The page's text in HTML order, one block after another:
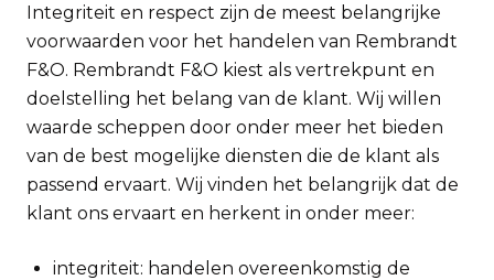
Integriteit en respect zijn de meest belangrijke
voorwaarden voor het handelen van Rembrandt
F&O. Rembrandt F&O kiest als vertrekpunt en
doelstelling het belang van de klant. Wij willen
waarde scheppen door onder meer het bieden
van de best mogelijke diensten die de klant als
passend ervaart. Wij vinden het belangrijk dat de
klant ons ervaart en herkent in onder meer:
integriteit: handelen overeenkomstig de